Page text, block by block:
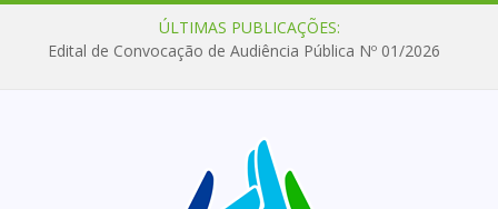
ÚLTIMAS PUBLICAÇÕES:
Edital de Convocação de Audiência Pública Nº 01/2026